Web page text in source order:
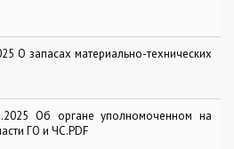
О запасах материально-технических
Об органе уполномоченном на
ГО и ЧС.PDF